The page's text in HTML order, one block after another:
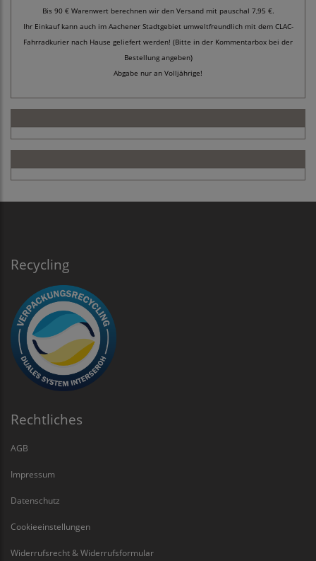
Bis 90 € Warenwert berechnen wir den Versand mit pauschal 7,95 €.
Ihr Einkauf kann auch im Aachener Stadtgebiet umweltfreundlich mit dem CLAC-
Fahrradkurier nach Hause geliefert werden! (Bitte in der Kommentarbox bei der
Bestellung angeben)
Abgabe nur an Volljährige!
Recycling
Rechtliches
AGB
Impressum
Datenschutz
Cookieeinstellungen
Widerrufsrecht & Widerrufsformular